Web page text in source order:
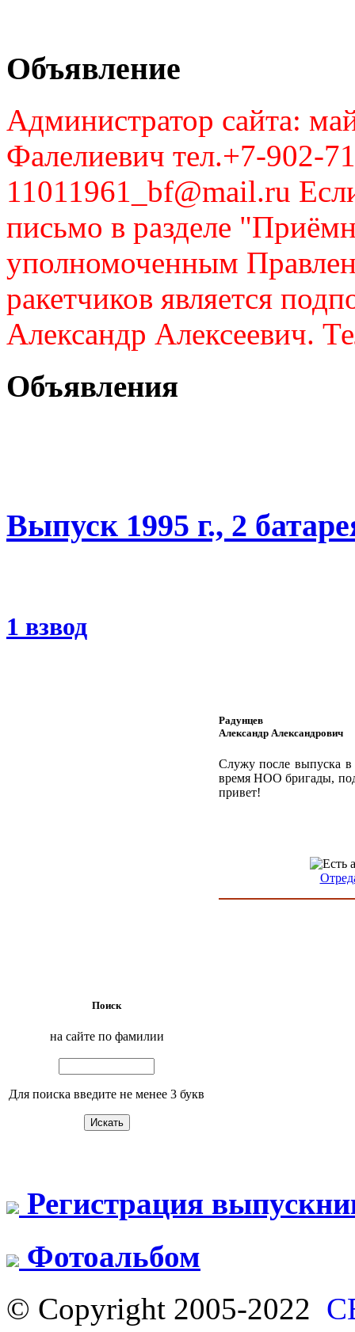
Объявление
Администратор сайта:
Фалелиевич тел.+7-902-
11011961_bf@mail.ru
письмо в разделе
уполномоченным
ракетчиков является
Александр Алексеевич.
Объявления
Выпуск 1995 г., 2
1 взвод
Радунцев
Александр Александрович
Служу после выпуска в
время НОО бригады,
привет!
Поиск
на сайте по фамилии
Для поиска введите не менее 3 букв
Регистрация
Фотоальбом
© Copyright 2005-2022